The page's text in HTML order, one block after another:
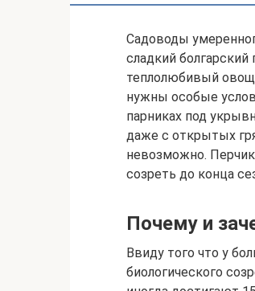
Садоводы
сладкий
теплолюбивый овощ
нужны особые
парниках под
даже с открытых
невозможно.
созреть до конца
Почему и
Ввиду того что у
биологического